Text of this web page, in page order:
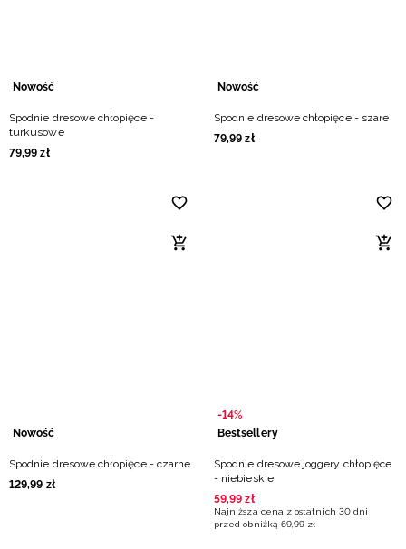
Nowość
Spodnie dresowe chłopięce -
turkusowe
79,99 zł
Nowość
Spodnie dresowe chłopięce - szare
79,99 zł
Nowość
Spodnie dresowe chłopięce - czarne
129,99 zł
-14%
Bestsellery
Spodnie dresowe joggery chłopięce
- niebieskie
59,99 zł
Najniższa cena z ostatnich 30 dni
przed obniżką 69,99 zł